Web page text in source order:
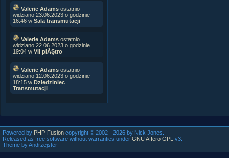
Valerie Adams ostatnio
widziano 23.06.2023 o godzinie
16:46 w Sala transmutacji
Valerie Adams ostatnio
widziano 22.06.2023 o godzinie
19:04 w VII piĂŞtro
Valerie Adams ostatnio
widziano 12.06.2023 o godzinie
18:15 w Dziedziniec
Transmutacji
Powered by PHP-Fusion copyright © 2002 - 2026 by Nick Jones.
Released as free software without warranties under GNU Affero GPL
v3.
Theme by Andrzejster